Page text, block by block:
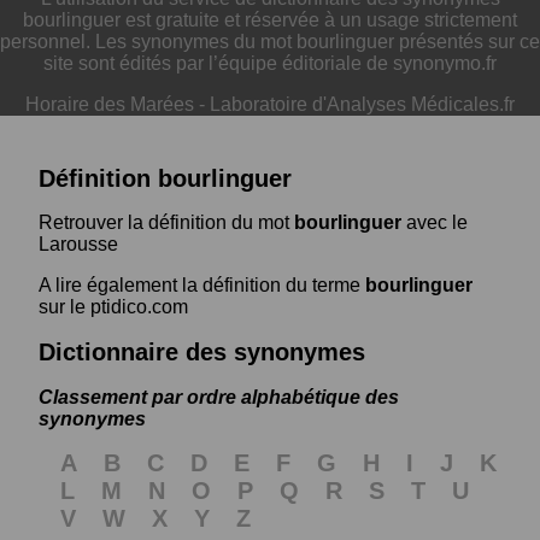
bourlinguer est gratuite et réservée à un usage strictement
personnel. Les synonymes du mot bourlinguer présentés sur ce
site sont édités par l’équipe éditoriale de synonymo.fr
Horaire des Marées - Laboratoire d'Analyses Médicales.fr
Définition bourlinguer
Retrouver la définition du mot bourlinguer avec le
Larousse
A lire également la définition du terme bourlinguer
sur le ptidico.com
Dictionnaire des synonymes
Classement par ordre alphabétique des
synonymes
A B C D E F G H I J
K
L
M N O P Q R S T
U
V
W X Y Z